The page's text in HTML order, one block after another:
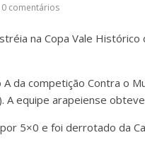
0 comentários
na Copa Vale
da competição Contra o
A equipe arapeiense
5×0 e foi derrotado da